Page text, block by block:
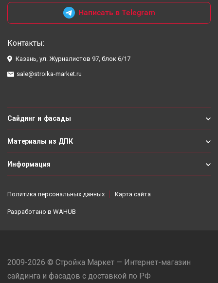
Написать в Telegram
Контакты:
Казань, ул. Журналистов 97, блок 6/17
sale@stroika-market.ru
Сайдинг и фасады
Материалы из ДПК
Информация
Политика персональных данных Карта сайта
Разработано в WAHUB
2009-2026 © Стройка Маркет — Интернет-магазин
сайдинга и фасадов с доставкой по РФ